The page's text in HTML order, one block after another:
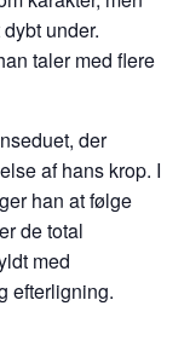
under.
taler med flere
der
af hans krop. I
han at følge
de total
med
efterligning.